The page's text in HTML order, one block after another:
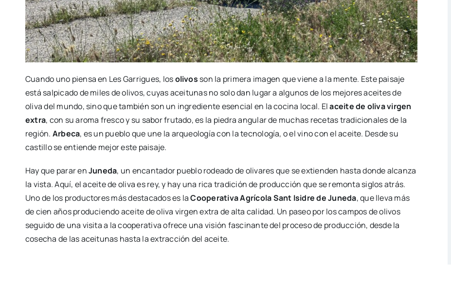
Cuando uno piensa en Les Garrigues, losolivos son la primera imagen que viene a la mente. Este paisaje
está salpicado de miles de olivos, cuyas aceitunas no solo dan lugar a algunos de los mejores aceites de
oliva del mundo, sino que también son un ingrediente esencial en la cocina local. Elaceite de oliva virgen
extra, con su aroma fresco y su sabor frutado, es la piedra angular de muchas recetas tradicionales de la
región. Arbeca, es un pueblo que une la arqueología con la tecnología, o el vino con el aceite. Desde su
castillo se entiende mejor este paisaje.
Hay que parar enJuneda, un encantador pueblo rodeado de olivares que se extienden hasta donde alcanza
la vista. Aquí, el aceite de oliva es rey, y hay una rica tradición de producción que se remonta siglos atrás.
Uno de los productores más destacados es laCooperativa Agrícola Sant Isidre de Juneda, que lleva más
de cien años produciendo aceite de oliva virgen extra de alta calidad. Un paseo por los campos de olivos
seguido de una visita a la cooperativa ofrece una visión fascinante del proceso de producción, desde la
cosecha de las aceitunas hasta la extracción del aceite.